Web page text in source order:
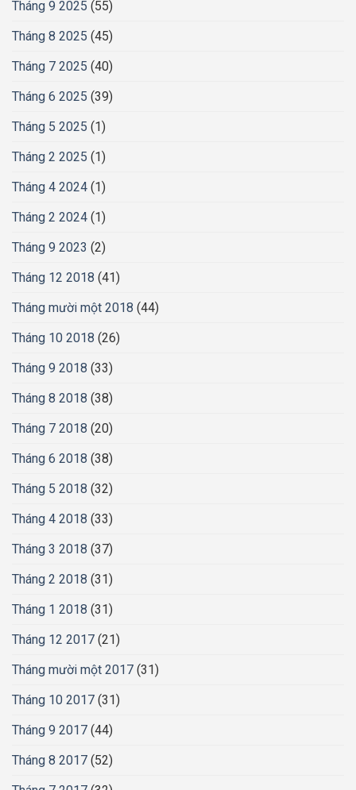
Tháng 9 2025 (55)
Tháng 8 2025 (45)
Tháng 7 2025 (40)
Tháng 6 2025 (39)
Tháng 5 2025 (1)
Tháng 2 2025 (1)
Tháng 4 2024 (1)
Tháng 2 2024 (1)
Tháng 9 2023 (2)
Tháng 12 2018 (41)
Tháng mười một 2018 (44)
Tháng 10 2018 (26)
Tháng 9 2018 (33)
Tháng 8 2018 (38)
Tháng 7 2018 (20)
Tháng 6 2018 (38)
Tháng 5 2018 (32)
Tháng 4 2018 (33)
Tháng 3 2018 (37)
Tháng 2 2018 (31)
Tháng 1 2018 (31)
Tháng 12 2017 (21)
Tháng mười một 2017 (31)
Tháng 10 2017 (31)
Tháng 9 2017 (44)
Tháng 8 2017 (52)